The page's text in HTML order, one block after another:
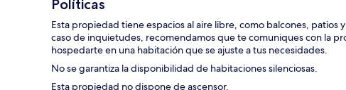
Políticas
Esta propiedad tiene espacios al aire libre, como balcones, patios
caso de inquietudes, recomendamos que te comuniques con la
hospedarte en una habitación que se ajuste a tus necesidades.
No se garantiza la disponibilidad de habitaciones silenciosas.
Esta propiedad no dispone de ascensor.